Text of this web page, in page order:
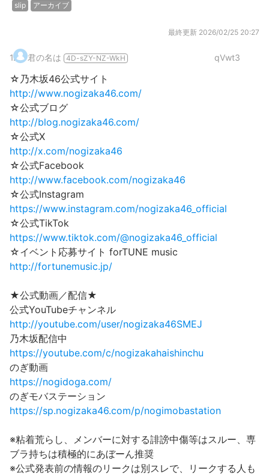
slip アーカイブ
最終更新 2026/02/25 20:27
1. 君の名は 4D-sZY-NZ-WkH qVwt3
☆乃木坂46公式サイト
http://www.nogizaka46.com/
☆公式ブログ
http://blog.nogizaka46.com/
☆公式X
http://x.com/nogizaka46
☆公式Facebook
http://www.facebook.com/nogizaka46
☆公式Instagram
https://www.instagram.com/nogizaka46_official
☆公式TikTok
https://www.tiktok.com/@nogizaka46_official
☆イベント応募サイト forTUNE music
http://fortunemusic.jp/
★公式動画／配信★
公式YouTubeチャンネル
http://youtube.com/user/nogizaka46SMEJ
乃木坂配信中
https://youtube.com/c/nogizakahaishinchu
のぎ動画
https://nogidoga.com/
のぎモバステーション
https://sp.nogizaka46.com/p/nogimobastation
※粘着荒らし、メンバーに対する誹謗中傷等はスルー、専
ブラ持ちは積極的にあぼーん推奨
※公式発表前の情報のリークは別スレで、リークする人も